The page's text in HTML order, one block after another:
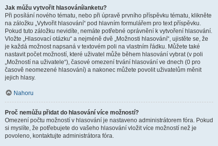
Jak můžu vytvořit hlasování/anketu?
Při posílání nového tématu, nebo při úpravě prvního příspěvku tématu, klikněte
na záložku „Vytvořit hlasování“ pod hlavním formulářem pro text příspěvku.
Pokud tuto záložku nevidíte, nemáte potřebné oprávnění k vytvoření hlasování.
Vložte „Hlasovací otázku“ a nejméně dvě „Možnosti hlasování“, ujistěte se, že
je každá možnost napsaná v textovém poli na vlastním řádku. Můžete také
nastavit počet možností, které uživatel může během hlasování vybrat (v poli
„Možností na uživatele“), časové omezení trvání hlasování ve dnech (0 pro
časově neomezené hlasování) a nakonec můžete povolit uživatelům měnit
jejich hlasy.
Nahoru
Proč nemůžu přidat do hlasování více možností?
Omezení počtu možností v hlasování je nastaveno administrátorem fóra. Pokud
si myslíte, že potřebujete do vašeho hlasování vložit více možností než je
povoleno, kontaktujte administrátora fóra.